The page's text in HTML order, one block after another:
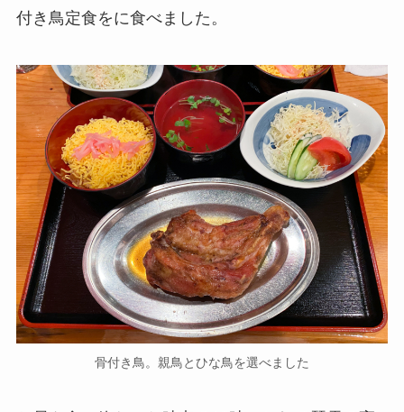
付き鳥定食をに食べました。
骨付き鳥。親鳥とひな鳥を選べました